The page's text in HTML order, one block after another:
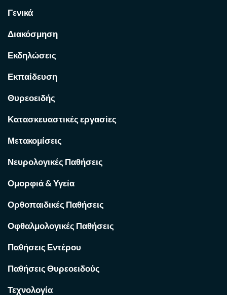
Γενικά
Διακόσμηση
Εκδηλώσεις
Εκπαίδευση
Θυρεοειδής
Κατασκευαστικές εργασίες
Μετακομίσεις
Νευρολογικές Παθήσεις
Ομορφιά & Υγεία
Ορθοπαιδικές Παθήσεις
Οφθαλμολογικές Παθήσεις
Παθήσεις Εντέρου
Παθήσεις Θυρεοειδούς
Τεχνολογία